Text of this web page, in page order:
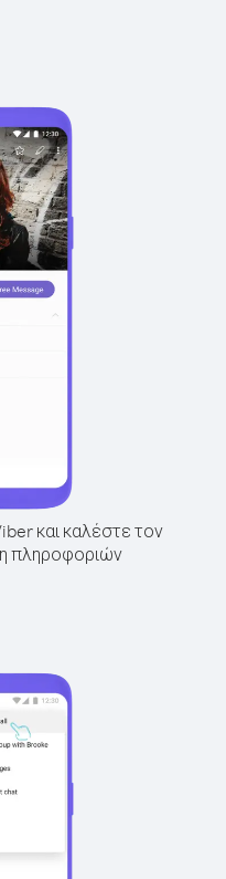
και καλέστε τον
πληροφοριών